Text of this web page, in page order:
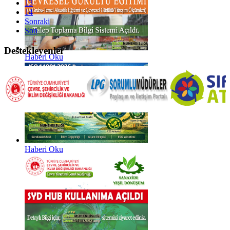
Haberi Oku
Haberi Oku
13
14
Sonraki
Son
Destekleyenler